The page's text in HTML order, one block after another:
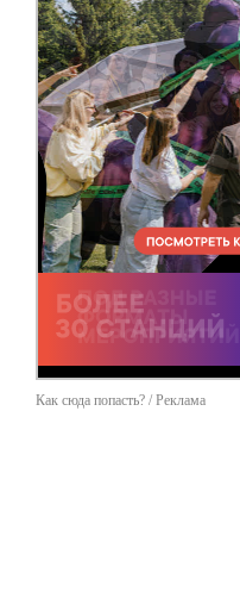
Как сюда попасть? / Реклама